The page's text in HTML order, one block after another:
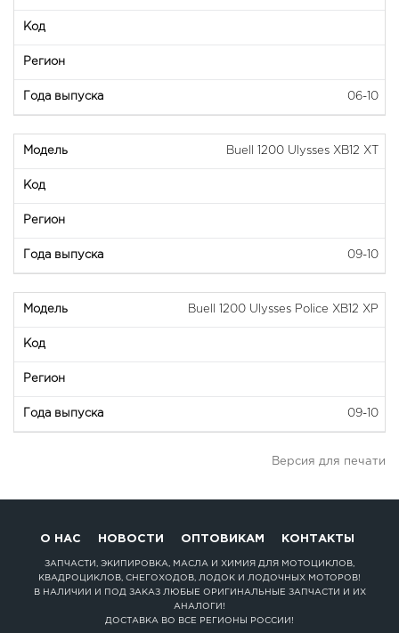
06-10
Buell 1200 Ulysses XB12 XT
09-10
Buell 1200 Ulysses Police XB12 XP
09-10
Версия для печати
О НАС НОВОСТИ ОПТОВИКАМ КОНТАКТЫ
ЗАПЧАСТИ, ЭКИПИРОВКА, МАСЛА И ХИМИЯ ДЛЯ МОТОЦИКЛОВ,
КВАДРОЦИКЛОВ, СНЕГОХОДОВ, ЛОДОК И ЛОДОЧНЫХ МОТОРОВ!
В НАЛИЧИИ И ПОД ЗАКАЗ ЛЮБЫЕ ОРИГИНАЛЬНЫЕ ЗАПЧАСТИ И ИХ
АНАЛОГИ!
ДОСТАВКА ВО ВСЕ РЕГИОНЫ РОССИИ!